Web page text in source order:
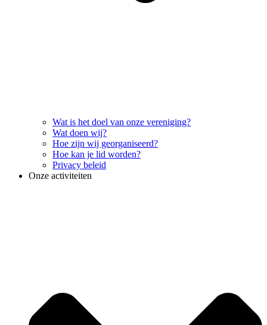
Wat is het doel van onze vereniging?
Wat doen wij?
Hoe zijn wij georganiseerd?
Hoe kan je lid worden?
Privacy beleid
Onze activiteiten